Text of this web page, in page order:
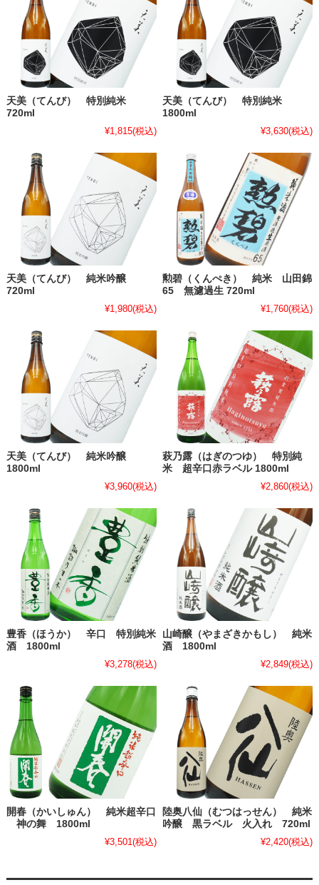
天美（てんび） 特別純米
720ml
¥1,815(税込)
天美（てんび） 特別純米
1800ml
¥3,630(税込)
天美（てんび） 純米吟醸
720ml
¥1,980(税込)
勲碧（くんぺき） 純米 山田錦
65 無濾過生 720ml
¥1,760(税込)
天美（てんび） 純米吟醸
1800ml
¥3,960(税込)
萩乃露（はぎのつゆ） 特別純
米 超辛口赤ラベル 1800ml
¥2,860(税込)
豊香（ほうか） 辛口 特別純米
酒 1800ml
¥3,278(税込)
山崎醸（やまざきかもし） 純米
酒 1800ml
¥2,849(税込)
開春（かいしゅん） 純米超辛口
神の舞 1800ml
¥3,501(税込)
陸奥八仙（むつはっせん） 純米
吟醸 黒ラベル 火入れ 720ml
¥2,420(税込)